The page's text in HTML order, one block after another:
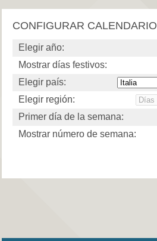
CONFIGURAR CALENDARIO
Elegir año:
Mostrar días festivos:
Elegir país:
Elegir región:
Primer día de la semana:
Mostrar número de semana: